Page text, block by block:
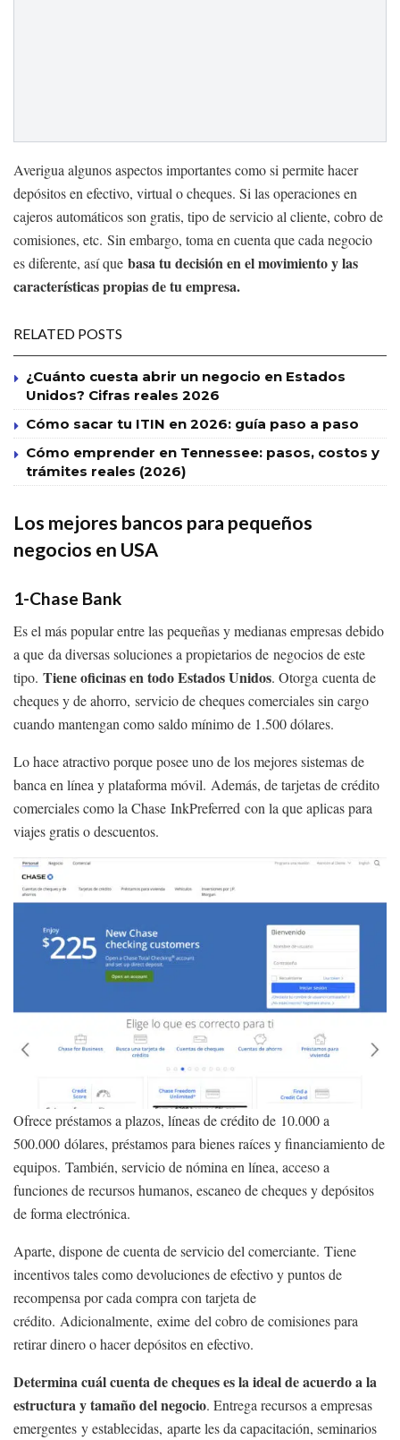
Averigua algunos aspectos importantes como si permite hacer
depósitos en efectivo, virtual o cheques. Si las operaciones en
cajeros automáticos son gratis, tipo de servicio al cliente, cobro de
comisiones, etc. Sin embargo, toma en cuenta que cada negocio
es diferente, así que basa tu decisión en el movimiento y las
características propias de tu empresa.
RELATED POSTS
¿Cuánto cuesta abrir un negocio en Estados
Unidos? Cifras reales 2026
Cómo sacar tu ITIN en 2026: guía paso a paso
Cómo emprender en Tennessee: pasos, costos y
trámites reales (2026)
Los mejores bancos para pequeños
negocios en USA
1-Chase Bank
Es el más popular entre las pequeñas y medianas empresas debido
a que da diversas soluciones a propietarios de negocios de este
tipo. Tiene oficinas en todo Estados Unidos. Otorga cuenta de
cheques y de ahorro, servicio de cheques comerciales sin cargo
cuando mantengan como saldo mínimo de 1.500 dólares.
Lo hace atractivo porque posee uno de los mejores sistemas de
banca en línea y plataforma móvil. Además, de tarjetas de crédito
comerciales como la Chase InkPreferred con la que aplicas para
viajes gratis o descuentos.
Ofrece préstamos a plazos, líneas de crédito de 10.000 a
500.000 dólares, préstamos para bienes raíces y financiamiento de
equipos. También, servicio de nómina en línea, acceso a
funciones de recursos humanos, escaneo de cheques y depósitos
de forma electrónica.
Aparte, dispone de cuenta de servicio del comerciante. Tiene
incentivos tales como devoluciones de efectivo y puntos de
recompensa por cada compra con tarjeta de
crédito. Adicionalmente, exime del cobro de comisiones para
retirar dinero o hacer depósitos en efectivo.
Determina cuál cuenta de cheques es la ideal de acuerdo a la
estructura y tamaño del negocio. Entrega recursos a empresas
emergentes y establecidas, aparte les da capacitación, seminarios